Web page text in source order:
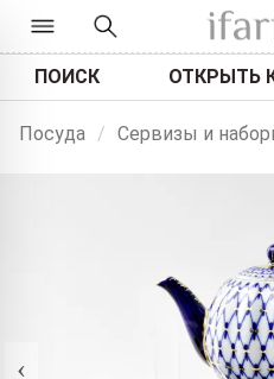
ПОИСК ОТКРЫТЬ
Посуда / Сервизы и
‹